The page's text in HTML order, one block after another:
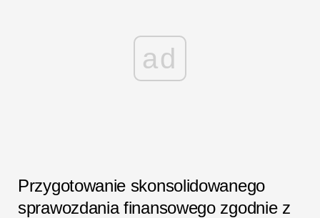
ad
Przygotowanie skonsolidowanego
sprawozdania finansowego zgodnie z